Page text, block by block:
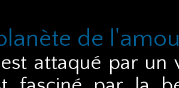
de
attaqué par